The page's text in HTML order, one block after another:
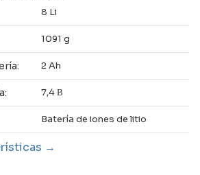
8 Li
1091 g
2 Ah
7,4 В
Batería de iones de litio